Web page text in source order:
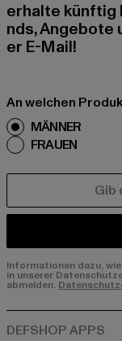
erhalte künftig
nds, Angebote
er E-Mail!
An welchen
MÄNNER
FRAUEN
Informationen dazu,
in unserer
abmelden.